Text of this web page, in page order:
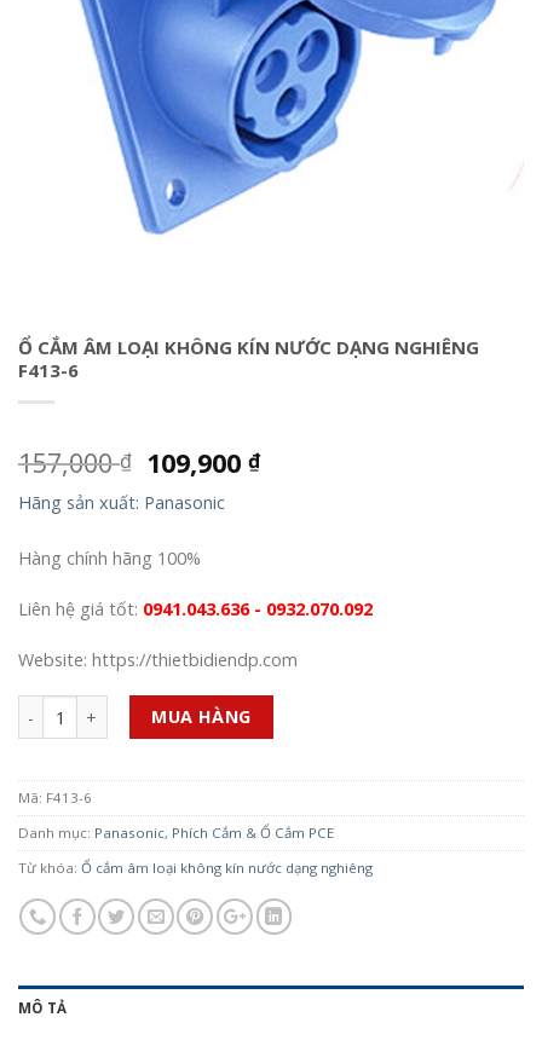
Ổ CẮM ÂM LOẠI KHÔNG KÍN NƯỚC DẠNG NGHIÊNG
F413-6
157,000₫ 109,900₫
Hãng sản xuất: Panasonic
Hàng chính hãng 100%
Liên hệ giá tốt: 0941.043.636 - 0932.070.092
Website: https://thietbidiendp.com
Số lượng MUA HÀNG
Mã: F413-6
Danh mục: Panasonic, Phích Cắm & Ổ Cắm PCE
Từ khóa: Ổ cắm âm loại không kín nước dạng nghiêng
MÔ TẢ